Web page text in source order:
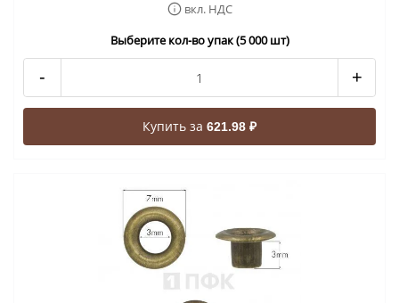
вкл. НДС
Выберите кол-во упак (5 000 шт)
- +
Купить за 621.98 ₽